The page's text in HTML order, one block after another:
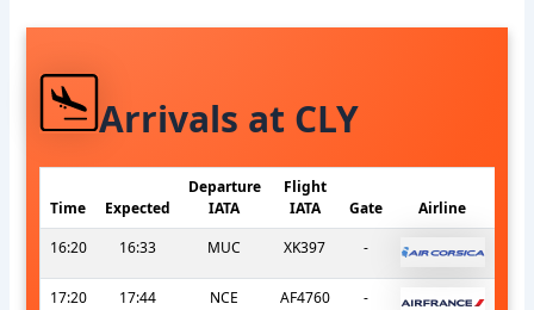
Arrivals at CLY
Time Expected
Departure
IATA
Flight
IATA
Gate
Airline
16:20
16:33 MUC XK397 -
17:20 17:44 NCE AF4760 -